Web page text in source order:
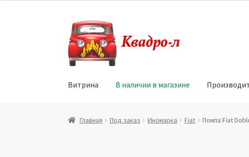
Перейти
к
навигации
Перейти
к
содержимому
Витрина В наличии в магазине
Главная Витрина Мой аккаунт Политика в
Главная Под заказ Иномарка Fiat Помпа Fiat